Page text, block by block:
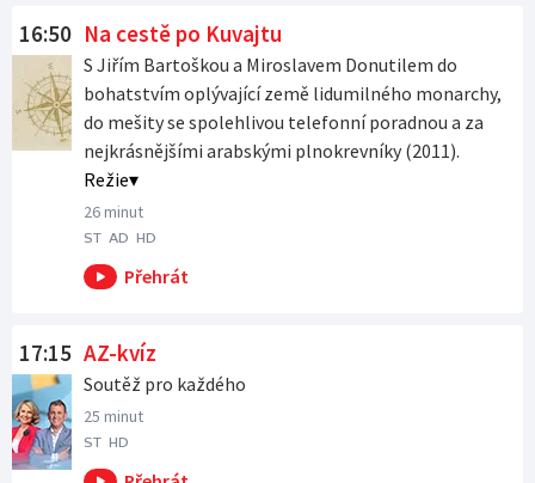
V poledne od 12:00 na ČT2
V poledne od 12:00 na ČT24
V poledne od 12:00 na ČT
sport
V poledne od 12:00 na ČT :D
Odpoledne od 16:00 na ČT1
16:50 Na cestě po Kuvajtu
S Jiřím Bartoškou a Miroslavem Donutilem do
bohatstvím oplývající země lidumilného monarchy,
do mešity se spolehlivou telefonní poradnou a za
nejkrásnějšími arabskými plnokrevníky (2011).
Režie
26 minut
ST AD HD
17:15 AZ-kvíz
Soutěž pro každého
25 minut
ST HD